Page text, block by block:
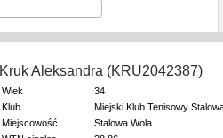
Kruk Aleksandra (KRU2042387)
Wiek
34
Klub
Miejski Klub Tenisowy
Miejscowość
Stalowa Wola